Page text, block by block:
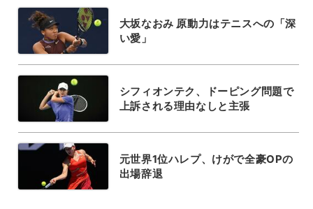
大坂なおみ 原動力はテニスへの「深
い愛」
シフィオンテク、ドーピング問題で
上訴される理由なしと主張
元世界1位ハレプ、けがで全豪OPの
出場辞退